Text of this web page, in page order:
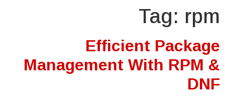
Tag: rpm
Efficient Package
Management With RPM &
DNF